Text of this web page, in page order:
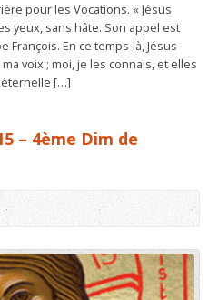
pour les Vocations. « Jésus
yeux, sans hâte. Son appel est
François. En ce temps-là, Jésus
voix ; moi, je les connais, et elles
éternelle […]
– 4ème Dim de